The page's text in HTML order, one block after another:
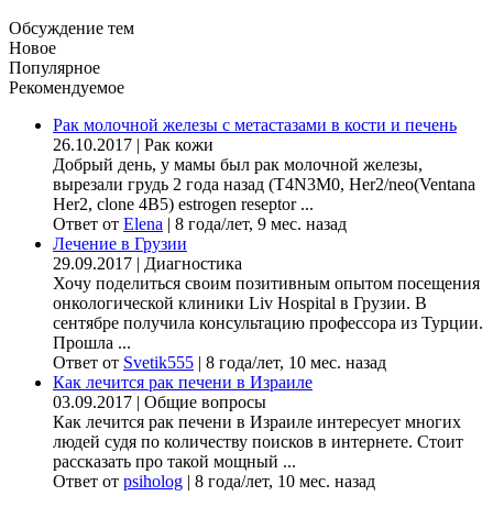
Обсуждение тем
Новое
Популярное
Рекомендуемое
Рак молочной железы с метастазами в кости и печень
26.10.2017 | Рак кожи
Добрый день, у мамы был рак молочной железы,
вырезали грудь 2 года назад (Т4N3M0, Her2/neo(Ventana
Her2, clone 4B5) estrogen reseptor ...
Ответ от Elena | 8 года/лет, 9 мес. назад
Лечение в Грузии
29.09.2017 | Диагностика
Хочу поделиться своим позитивным опытом посещения
онкологической клиники Liv Hospital в Грузии. В
сентябре получила консультацию профессора из Турции.
Прошла ...
Ответ от Svetik555 | 8 года/лет, 10 мес. назад
Как лечится рак печени в Израиле
03.09.2017 | Общие вопросы
Как лечится рак печени в Израиле интересует многих
людей судя по количеству поисков в интернете. Стоит
рассказать про такой мощный ...
Ответ от psiholog | 8 года/лет, 10 мес. назад